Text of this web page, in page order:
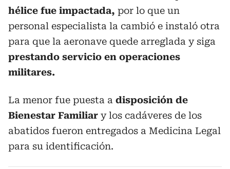
hélice fue impactada, por lo que un
personal especialista la cambió e instaló otra
para que la aeronave quede arreglada y siga
prestando servicio en operaciones
militares.
La menor fue puesta a disposición de
Bienestar Familiar y los cadáveres de los
abatidos fueron entregados a Medicina Legal
para su identificación.